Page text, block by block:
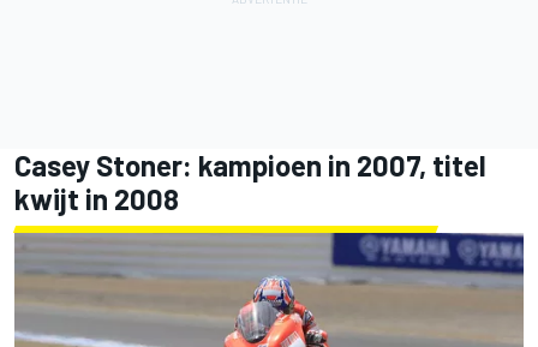
Casey Stoner: kampioen in 2007, titel
kwijt in 2008